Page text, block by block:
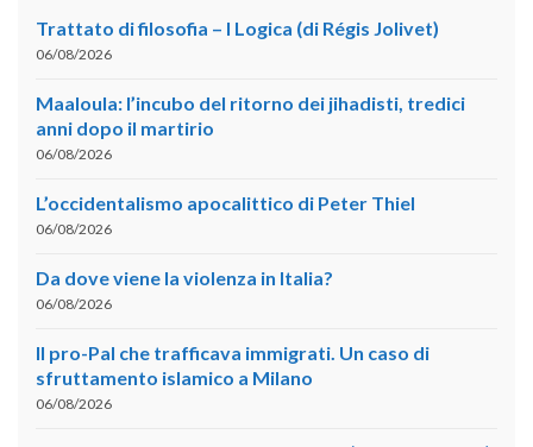
Trattato di filosofia – I Logica (di Régis Jolivet)
06/08/2026
Maaloula: l’incubo del ritorno dei jihadisti, tredici
anni dopo il martirio
06/08/2026
L’occidentalismo apocalittico di Peter Thiel
06/08/2026
Da dove viene la violenza in Italia?
06/08/2026
Il pro-Pal che trafficava immigrati. Un caso di
sfruttamento islamico a Milano
06/08/2026